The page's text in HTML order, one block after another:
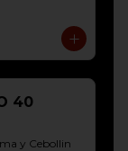
40
y Cebollin